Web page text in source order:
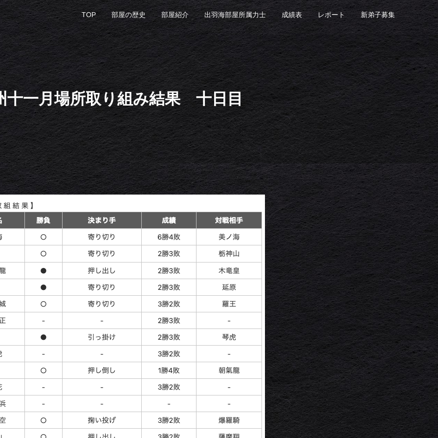
TOP 部屋の歴史 部屋紹介 出羽海部屋所属力士 成績表 レポート 新弟子募集
十一月場所取り組み結果 十日目